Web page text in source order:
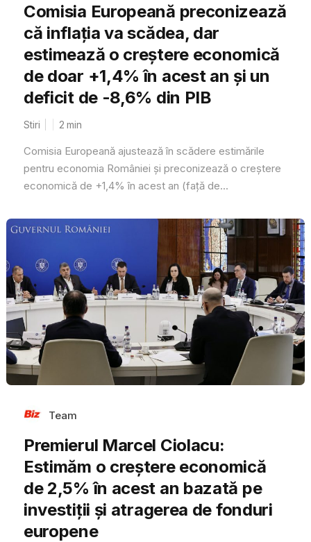
Comisia Europeană preconizează
că inflația va scădea, dar
estimează o creștere economică
de doar +1,4% în acest an și un
deficit de -8,6% din PIB
Stiri 2 min
Comisia Europeană ajustează în scădere estimările
pentru economia României și preconizează o creștere
economică de +1,4% în acest an (față de...
Team
Premierul Marcel Ciolacu:
Estimăm o creștere economică
de 2,5% în acest an bazată pe
investiții și atragerea de fonduri
europene